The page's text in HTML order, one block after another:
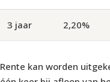
3 jaar 2,20%
Rente kan worden